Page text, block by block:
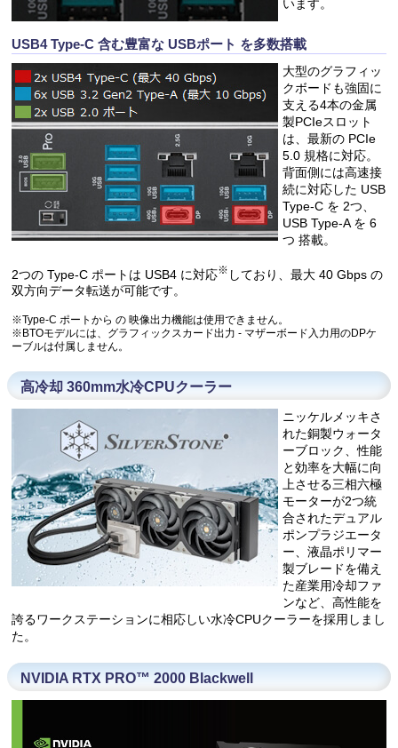
います。
USB4 Type-C 含む豊富な USBポート を多数搭載
大型のグラフィッ
クボードも強固に
支える4本の金属
製PCIeスロット
は、最新の PCIe
5.0 規格に対応。
背面側には高速接
続に対応した USB
Type-C を 2つ、
USB Type-A を 6
つ 搭載。
2つの Type-C ポートは USB4 に対応※ しており、最大 40 Gbps の
双方向データ転送が可能です。
※Type-C ポートから の 映像出力機能は使用できません。
※BTOモデルには、グラフィックスカード出力 - マザーボード入力用のDPケ
ーブルは付属しません。
高冷却 360mm水冷CPUクーラー
ニッケルメッキさ
れた銅製ウォータ
ーブロック、性能
と効率を大幅に向
上させる三相六極
モーターが2つ統
合されたデュアル
ポンプラジエータ
ー、液晶ポリマー
製ブレードを備え
た産業用冷却ファ
ンなど、高性能を
誇るワークステーションに相応しい水冷CPUクーラーを採用しまし
た。
NVIDIA RTX PRO™ 2000 Blackwell